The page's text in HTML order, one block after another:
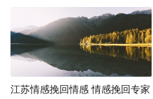
江苏情感挽回情感 情感挽回专家